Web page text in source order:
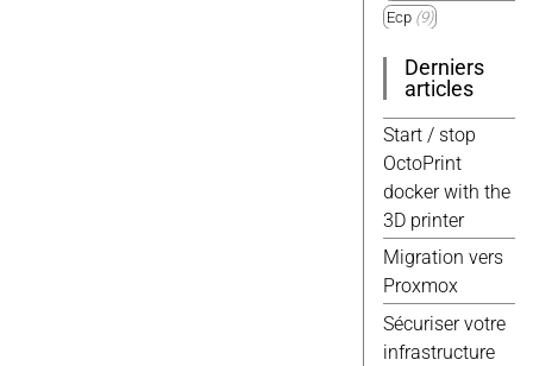
Ecp (9)
Windows (9)
Javascript (8)
Jekyll (8)
Script (8)
Wordpress (8)
Debian
(7)
Docker
Scripts (7)
Domotique (6)
Elec (6)
Derniers
articles
Start / stop
OctoPrint
docker with the
3D printer
Migration vers
Proxmox
Sécuriser votre
infrastructure